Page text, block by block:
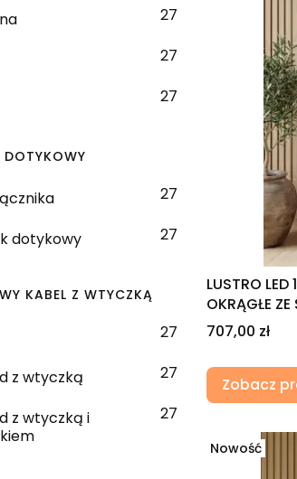
LED 27
27
27
dotykowy 27
dotykowy 27
KABEL Z WTYCZKĄ
kabel z wtyczką 27
z wtyczką 27
z wtyczką i
27
LUSTRO
OKRĄGŁE
Cena
707,00 zł
Zobacz
Nowość